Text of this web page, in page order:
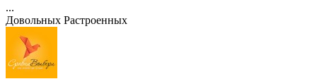
...
Довольных Растроенных